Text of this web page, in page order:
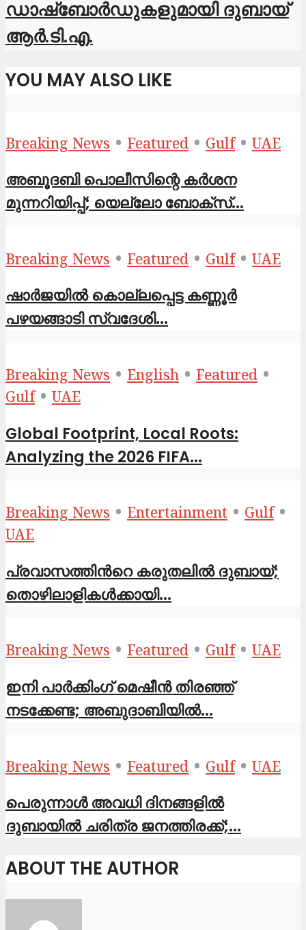
ഡാഷ്‌ബോർഡുകളുമായി ദുബായ്
ആർ.ടി.എ.
YOU MAY ALSO LIKE
Breaking News • Featured • Gulf • UAE
അബൂദബി പൊലീസിന്റെ കർശന
മുന്നറിയിപ്പ്; യെല്ലോ ബോക്സ്...
Breaking News • Featured • Gulf • UAE
ഷാര്‍ജയില്‍ കൊല്ലപ്പെട്ട കണ്ണൂര്‍
പഴയങ്ങാടി സ്വദേശി...
Breaking News • English • Featured •
Gulf • UAE
Global Footprint, Local Roots:
Analyzing the 2026 FIFA...
Breaking News • Entertainment • Gulf •
UAE
പ്രവാസത്തിന്‍റെ കരുതലിൽ ദുബായ്;
തൊഴിലാളികൾക്കായി...
Breaking News • Featured • Gulf • UAE
ഇനി പാർക്കിംഗ് മെഷീൻ തിരഞ്ഞ്
നടക്കേണ്ട; അബുദാബിയിൽ...
Breaking News • Featured • Gulf • UAE
പെരുന്നാൾ അവധി ദിനങ്ങളിൽ
ദുബായിൽ ചരിത്ര ജനത്തിരക്ക്;...
ABOUT THE AUTHOR